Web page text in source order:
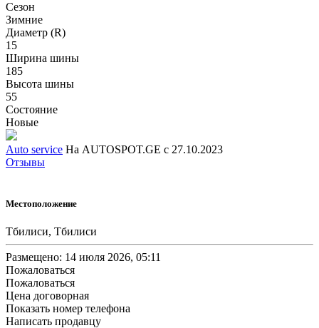
Сезон
Зимние
Диаметр (R)
15
Ширина шины
185
Высота шины
55
Состояние
Новые
Auto service На AUTOSPOT.GE с 27.10.2023
Отзывы
Местоположение
Тбилиси, Тбилиси
Размещено: 14 июля 2026, 05:11
Пожаловаться
Пожаловаться
Цена договорная
Показать номер телефона
Написать продавцу